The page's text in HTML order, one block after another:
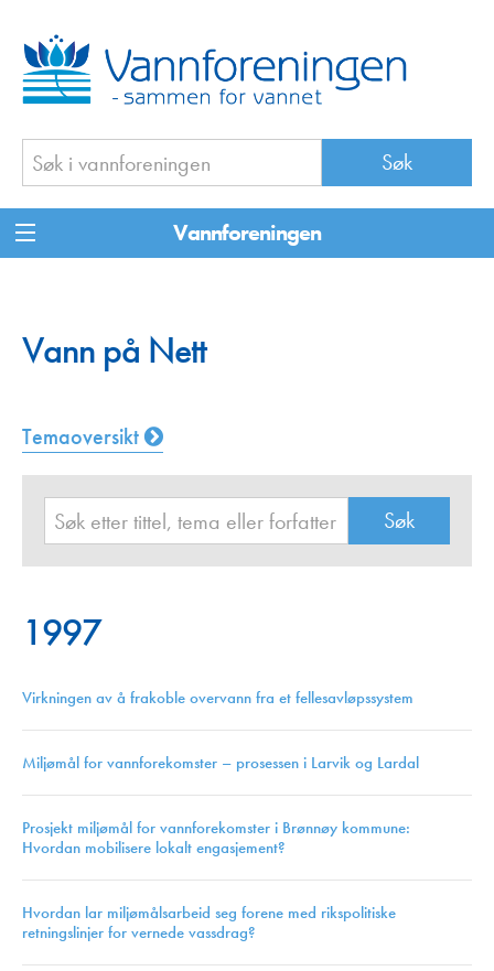
Vannforeningen
Vann på Nett
Temaoversikt
1997
Virkningen av å frakoble overvann fra et fellesavløpssystem
Miljømål for vannforekomster – prosessen i Larvik og Lardal
Prosjekt miljømål for vannforekomster i Brønnøy kommune:
Hvordan mobilisere lokalt engasjement?
Hvordan lar miljømålsarbeid seg forene med rikspolitiske
retningslinjer for vernede vassdrag?